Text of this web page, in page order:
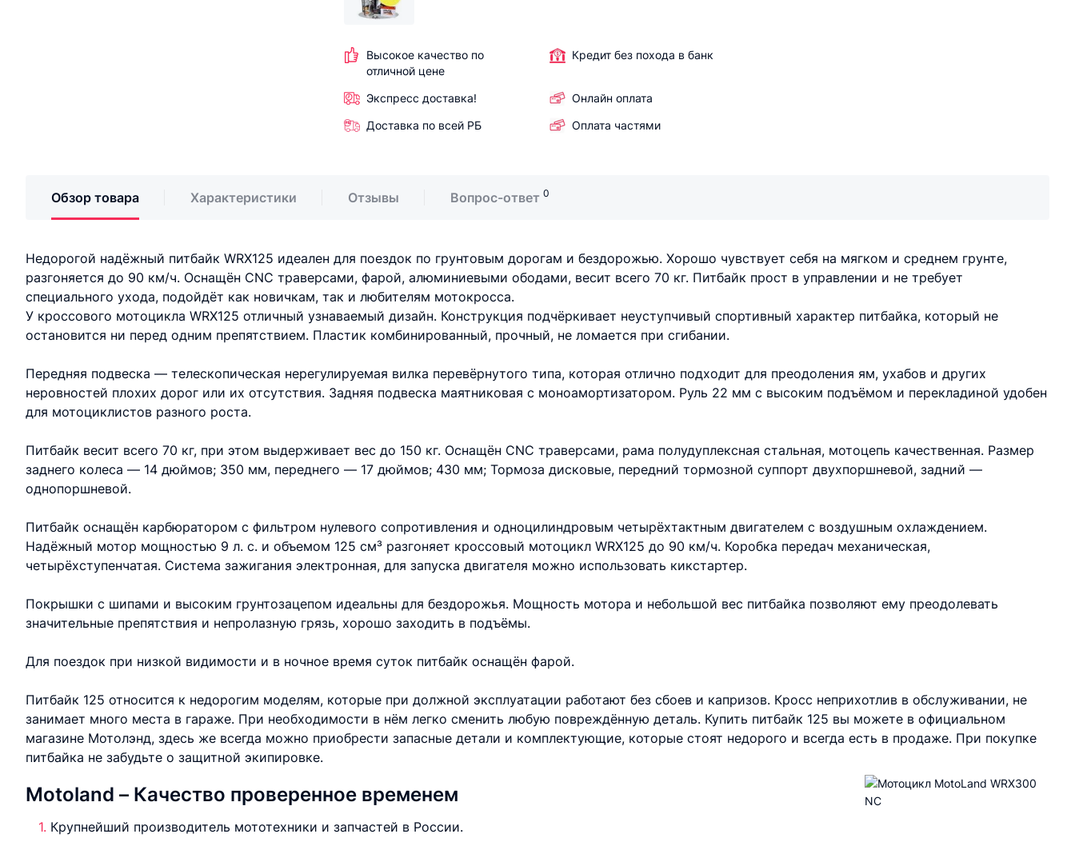
Высокое качество по
отличной цене
Кредит без похода в банк
Экспресс доставка!
Онлайн оплата
Доставка по всей РБ
Оплата частями
Обзор товара Характеристики Отзывы Вопрос-ответ 0
Недорогой надёжный питбайк WRX125 идеален для поездок по грунтовым дорогам и бездорожью. Хорошо чувствует себя на мягком и среднем грунте,
разгоняется до 90 км/ч. Оснащён CNC траверсами, фарой, алюминиевыми ободами, весит всего 70 кг. Питбайк прост в управлении и не требует
специального ухода, подойдёт как новичкам, так и любителям мотокросса.
У кроссового мотоцикла WRX125 отличный узнаваемый дизайн. Конструкция подчёркивает неуступчивый спортивный характер питбайка, который не
остановится ни перед одним препятствием. Пластик комбинированный, прочный, не ломается при сгибании.
Передняя подвеска — телескопическая нерегулируемая вилка перевёрнутого типа, которая отлично подходит для преодоления ям, ухабов и других
неровностей плохих дорог или их отсутствия. Задняя подвеска маятниковая с моноамортизатором. Руль 22 мм с высоким подъёмом и перекладиной удобен
для мотоциклистов разного роста.
Питбайк весит всего 70 кг, при этом выдерживает вес до 150 кг. Оснащён CNC траверсами, рама полудуплексная стальная, мотоцепь качественная. Размер
заднего колеса — 14 дюймов; 350 мм, переднего — 17 дюймов; 430 мм; Тормоза дисковые, передний тормозной суппорт двухпоршневой, задний —
однопоршневой.
Питбайк оснащён карбюратором с фильтром нулевого сопротивления и одноцилиндровым четырёхтактным двигателем с воздушным охлаждением.
Надёжный мотор мощностью 9 л. с. и объемом 125 см³ разгоняет кроссовый мотоцикл WRX125 до 90 км/ч. Коробка передач механическая,
четырёхступенчатая. Система зажигания электронная, для запуска двигателя можно использовать кикстартер.
Покрышки с шипами и высоким грунтозацепом идеальны для бездорожья. Мощность мотора и небольшой вес питбайка позволяют ему преодолевать
значительные препятствия и непролазную грязь, хорошо заходить в подъёмы.
Для поездок при низкой видимости и в ночное время суток питбайк оснащён фарой.
Питбайк 125 относится к недорогим моделям, которые при должной эксплуатации работают без сбоев и капризов. Кросс неприхотлив в обслуживании, не
занимает много места в гараже. При необходимости в нём легко сменить любую повреждённую деталь. Купить питбайк 125 вы можете в официальном
магазине Мотолэнд, здесь же всегда можно приобрести запасные детали и комплектующие, которые стоят недорого и всегда есть в продаже. При покупке
питбайка не забудьте о защитной экипировке.
Motoland – Качество проверенное временем
Крупнейший производитель мототехники и запчастей в России.